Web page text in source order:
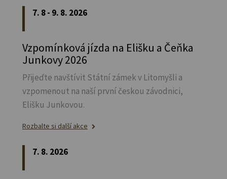
7. 8 - 9. 8. 2026
Vzpomínková jízda na Elišku a Čeňka
Junkovy 2026
Přijeďte navštívit Státní zámek v Litomyšli a
vzpomenout na naší první českou závodnici,
Elišku Junkovou.
Rozbalte si další akce
7. 8. 2026